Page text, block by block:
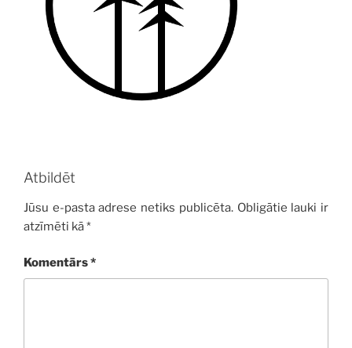
Atbildēt
Jūsu e-pasta adrese netiks publicēta. Obligātie lauki ir
atzīmēti kā*
Komentārs*